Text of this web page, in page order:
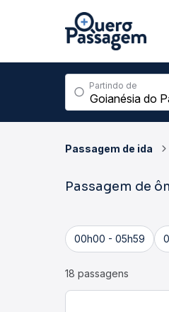
Partindo de
Passagem de ida
Passagem de
00h00 - 05h59
18 passagens